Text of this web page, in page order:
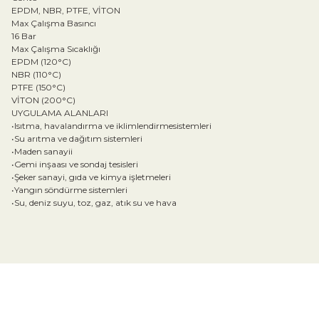
EPDM, NBR, PTFE, VİTON
Max Çalışma Basıncı
16 Bar
Max Çalışma Sıcaklığı
EPDM (120°C)
NBR (110°C)
PTFE (150°C)
VİTON (200°C)
UYGULAMA ALANLARI
•Isıtma, havalandırma ve iklimlendirmesistemleri
•Su arıtma ve dağıtım sistemleri
•Maden sanayii
•Gemi inşaası ve sondaj tesisleri
•Şeker sanayi, gıda ve kimya işletmeleri
•Yangın söndürme sistemleri
•Su, deniz suyu, toz, gaz, atık su ve hava